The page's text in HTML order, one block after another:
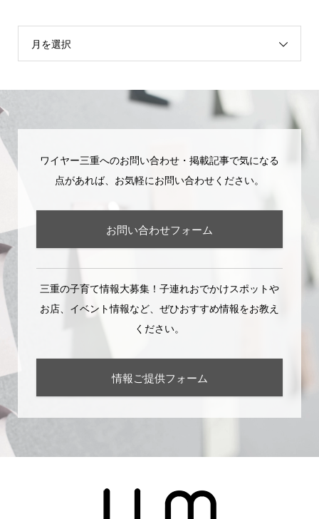
月を選択
ワイヤー三重へのお問い合わせ・掲載記事で気になる
点があれば、お気軽にお問い合わせください。
お問い合わせフォーム
三重の子育て情報大募集！子連れおでかけスポットや
お店、イベント情報など、ぜひおすすめ情報をお教え
ください。
情報ご提供フォーム